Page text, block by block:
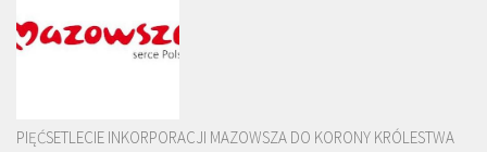
PIĘĆSETLECIE INKORPORACJI MAZOWSZA DO KORONY KRÓLESTWA